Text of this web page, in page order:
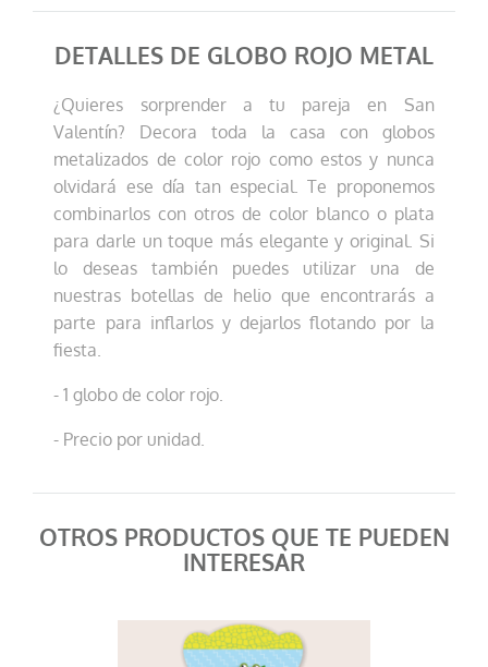
Globo fucsia metal
0,20 €
AÑADIR AL CARRITO
0,20 €
DETALLES DE GLOBO ROJO METAL
¿Quieres sorprender a tu pareja en San
Valentín? Decora toda la casa con globos
metalizados de color rojo como estos y nunca
olvidará ese día tan especial. Te proponemos
combinarlos con otros de color blanco o plata
para darle un toque más elegante y original. Si
lo deseas también puedes utilizar una de
nuestras botellas de helio que encontrarás a
parte para inflarlos y dejarlos flotando por la
fiesta.
- 1 globo de color rojo.
- Precio por unidad.
OTROS PRODUCTOS QUE TE PUEDEN
INTERESAR